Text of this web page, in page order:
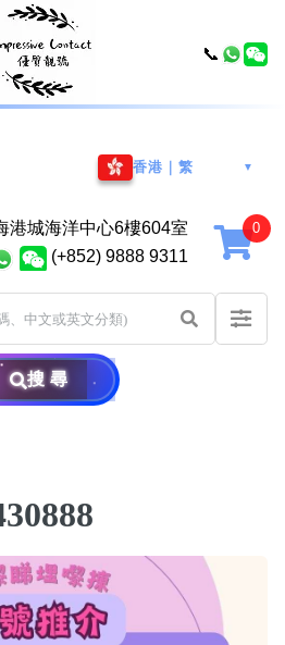
香港｜繁 ▼
港城海洋中心6樓604室
(+852) 9888 9311
搜尋
八
📞